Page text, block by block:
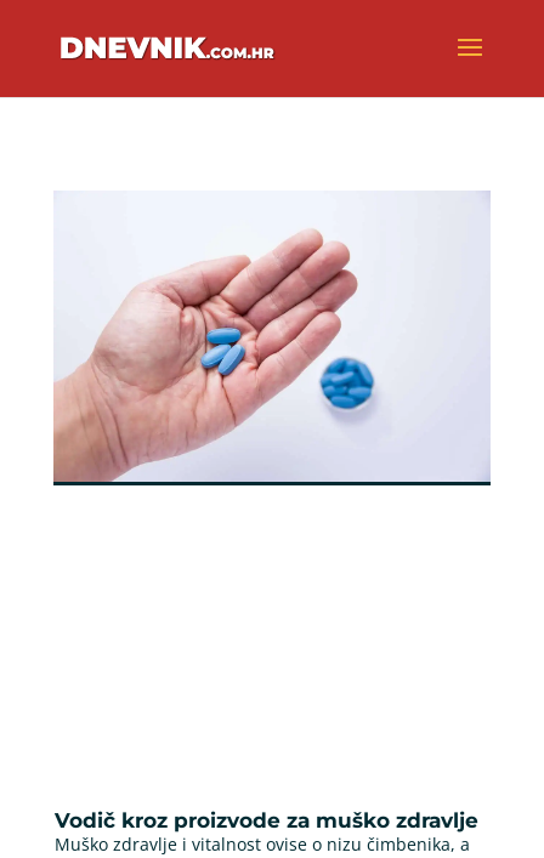
Vodič kroz proizvode za muško zdravlje
Muško zdravlje i vitalnost ovise o nizu čimbenika, a